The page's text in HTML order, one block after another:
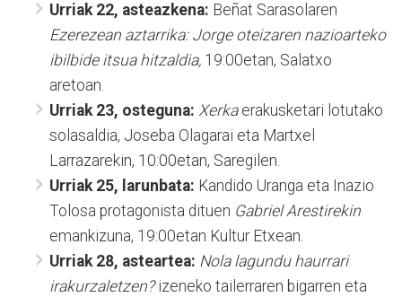
Urriak 22, asteazkena: Beñat Sarasolaren
Ezerezean aztarrika: Jorge oteizaren nazioarteko
ibilbide itsua hitzaldia, 19:00etan, Salatxo
aretoan.
Urriak 23, osteguna: Xerkaerakusketari lotutako
solasaldia, Joseba Olagarai eta Martxel
Larrazarekin, 10:00etan, Saregilen.
Urriak 25, larunbata: Kandido Uranga eta Inazio
Tolosa protagonista dituen Gabriel Arestirekin
emankizuna, 19:00etan Kultur Etxean.
Urriak 28, asteartea: Nola lagundu haurrari
irakurzaletzen?izeneko tailerraren bigarren eta